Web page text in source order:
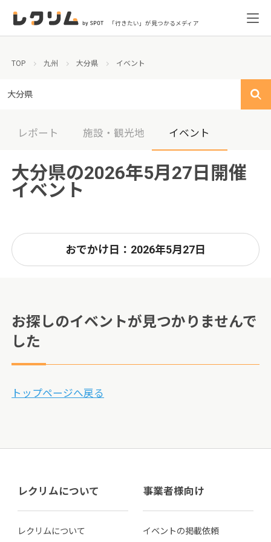
「行きたい」が見つかるメディア
TOP 九州 大分県 イベント
大分県
レポート 施設・観光地 イベント
大分県の2026年5月27日開催
イベント
おでかけ日：2026年5月27日
お探しのイベントが見つかりませんで
した
トップページへ戻る
レクリムについて
レクリムについて
事業者様向け
イベントの掲載依頼